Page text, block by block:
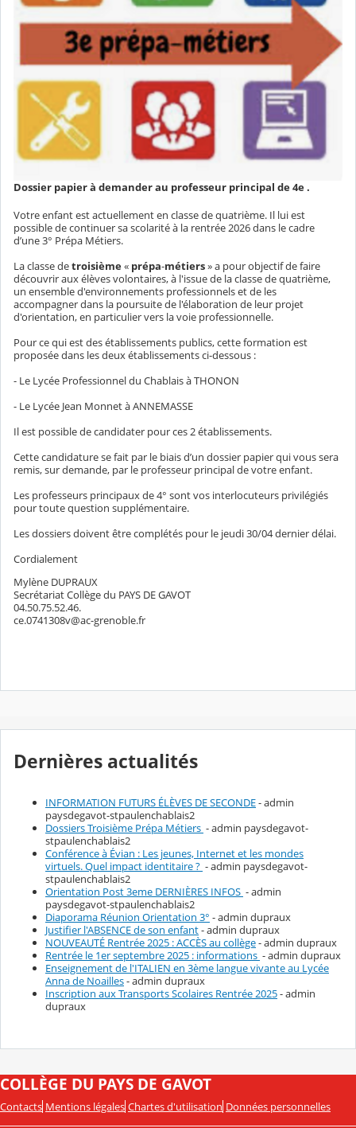
Dossier papier à demander au professeur principal de 4e .
Votre enfant est actuellement en classe de quatrième. Il lui est
possible de continuer sa scolarité à la rentrée 2026 dans le cadre
d’une 3° Prépa Métiers.
La classe detroisième« prépa-métiers» a pour objectif de faire
découvrir aux élèves volontaires, à l'issue de la classe de quatrième,
un ensemble d'environnements professionnels et de les
accompagner dans la poursuite de l'élaboration de leur projet
d'orientation, en particulier vers la voie professionnelle.
Pour ce qui est des établissements publics, cette formation est
proposée dans les deux établissements ci-dessous :
- Le Lycée Professionnel du Chablais à THONON
- Le Lycée Jean Monnet à ANNEMASSE
Il est possible de candidater pour ces 2 établissements.
Cette candidature se fait par le biais d’un dossier papier qui vous sera
remis, sur demande, par le professeur principal de votre enfant.
Les professeurs principaux de 4° sont vos interlocuteurs privilégiés
pour toute question supplémentaire.
Les dossiers doivent être complétés pour le jeudi 30/04 dernier délai.
Cordialement
Mylène DUPRAUX
Secrétariat Collège du PAYS DE GAVOT
04.50.75.52.46.
ce.0741308v@ac-grenoble.fr
Dernières actualités
INFORMATION FUTURS ÉLÈVES DE SECONDE- admin
paysdegavot-stpaulenchablais2
Dossiers Troisième Prépa Métiers - admin paysdegavot-
stpaulenchablais2
Conférence à Évian : Les jeunes, Internet et les mondes
virtuels. Quel impact identitaire ? - admin paysdegavot-
stpaulenchablais2
Orientation Post 3eme DERNIÈRES INFOS - admin
paysdegavot-stpaulenchablais2
Diaporama Réunion Orientation 3° - admin dupraux
Justifier l'ABSENCE de son enfant- admin dupraux
NOUVEAUTÉ Rentrée 2025 : ACCÈS au collège- admin dupraux
Rentrée le 1er septembre 2025 : informations - admin dupraux
Enseignement de l'ITALIEN en 3ème langue vivante au Lycée
Anna de Noailles- admin dupraux
Inscription aux Transports Scolaires Rentrée 2025- admin
dupraux
COLLÈGE DU PAYS DE GAVOT
Contacts Mentions légales Chartes d'utilisation Données personnelles